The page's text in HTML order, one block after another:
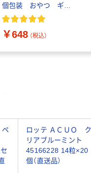
個包装 おやつ ギフ
ト スイーツ 和菓
番 お返し お礼 ゴ
￥648 （税込）
ペ
ロッテ ＡＣＵＯ ク
リアブルーミント
45166228 14粒×20
個（直送品）